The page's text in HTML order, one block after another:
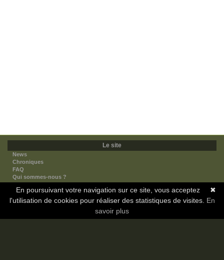
Le site
News
Chroniques
FAQ
Qui sommes-nous ?
Nos partenaires
Faites-nous connaitre
Nous contacter
✖
En poursuivant votre navigation sur ce site, vous acceptez
l'utilisation de cookies pour réaliser des statistiques de visites. En
savoir plus